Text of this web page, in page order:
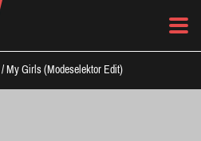
/ My Girls (Modeselektor Edit)